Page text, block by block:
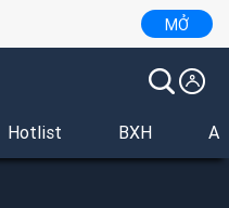
MỞ
Hotlist BXH